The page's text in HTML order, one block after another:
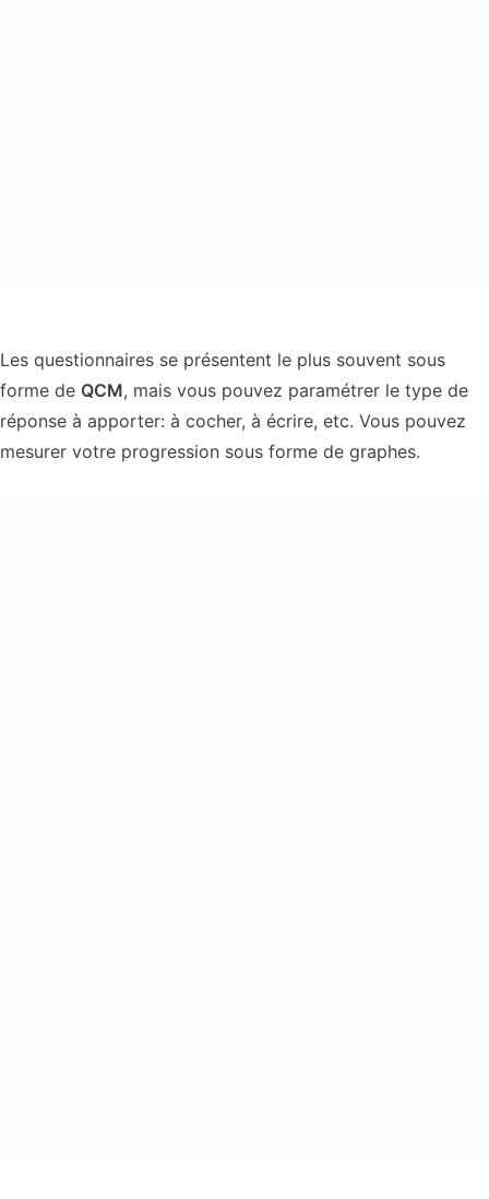
Les questionnaires se présentent le plus souvent sous
forme de QCM, mais vous pouvez paramétrer le type de
réponse à apporter: à cocher, à écrire, etc. Vous pouvez
mesurer votre progression sous forme de graphes.